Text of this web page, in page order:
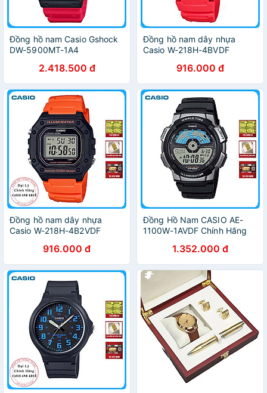
Đồng hồ nam Casio Gshock
DW-5900MT-1A4
2.418.500 đ
Đồng hồ nam dây nhựa
Casio W-218H-4BVDF
916.000 đ
Đồng hồ nam dây nhựa
Casio W-218H-4B2VDF
916.000 đ
Đồng Hồ Nam CASIO AE-
1100W-1AVDF Chính Hãng
1.352.000 đ